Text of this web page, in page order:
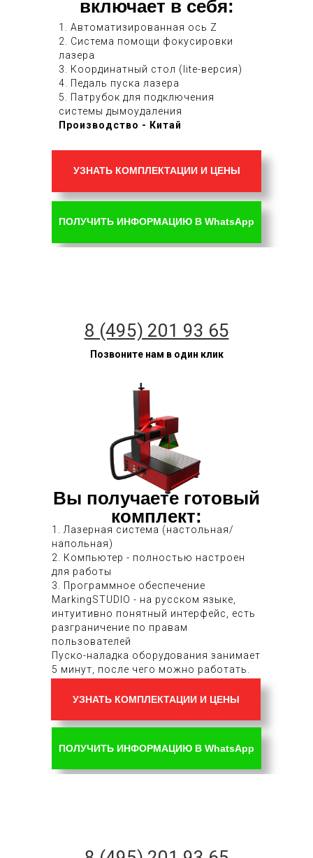
1. Автоматизированная ось Z
2. Система помощи фокусировки
лазера
3. Координатный стол (lite-версия)
4. Педаль пуска лазера
5. Патрубок для подключения
системы дымоудаления
Производство - Китай
включает в себя:
УЗНАТЬ КОМПЛЕКТАЦИИ И ЦЕНЫ
ПОЛУЧИТЬ ИНФОРМАЦИЮ В WhatsApp
8 (495) 201 93 65
Позвоните нам в один клик
1. Лазерная система (настольная/
напольная)
2. Компьютер - полностью настроен
для работы
3. Программное обеспечение
MarkingSTUDIO - на русском языке,
интуитивно понятный интерфейс, есть
разграничение по правам
пользователей
Пуско-наладка оборудования занимает
5 минут, после чего можно работать.
Вы получаете готовый
комплект:
УЗНАТЬ КОМПЛЕКТАЦИИ И ЦЕНЫ
ПОЛУЧИТЬ ИНФОРМАЦИЮ В WhatsApp